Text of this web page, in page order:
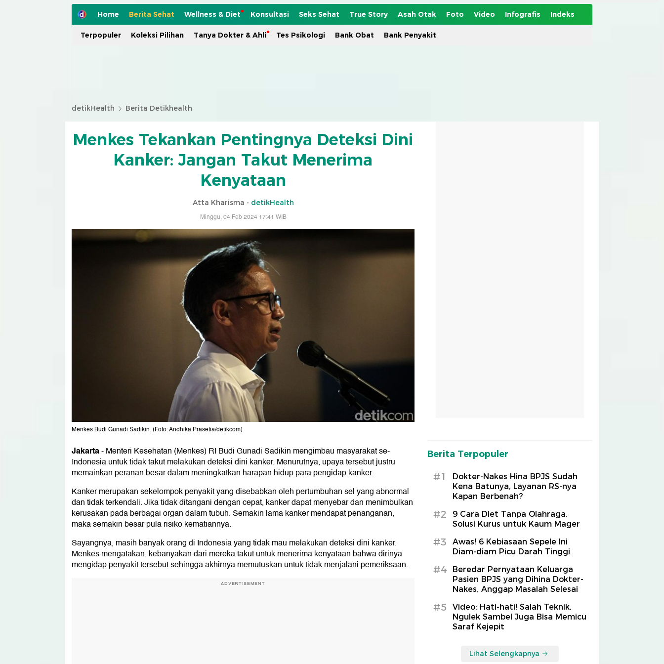
Home Berita Sehat Wellness & Diet Konsultasi Seks Sehat True Story Asah Otak Foto Video Infografis Indeks
Terpopuler Koleksi Pilihan Tanya Dokter & Ahli Tes Psikologi Bank Obat Bank Penyakit
detikHealth Berita Detikhealth
Menkes Tekankan Pentingnya Deteksi Dini
Kanker: Jangan Takut Menerima
Kenyataan
Atta Kharisma - detikHealth
Minggu, 04 Feb 2024 17:41 WIB
Menkes Budi Gunadi Sadikin. (Foto: Andhika Prasetia/detikcom)
Jakarta-Menteri Kesehatan (Menkes) RI Budi Gunadi Sadikin mengimbau masyarakat se-
Indonesia untuk tidak takut melakukan deteksi dini kanker. Menurutnya, upaya tersebut justru
memainkan peranan besar dalam meningkatkan harapan hidup para pengidap kanker.
Kanker merupakan sekelompok penyakit yang disebabkan oleh pertumbuhan sel yang abnormal
dan tidak terkendali. Jika tidak ditangani dengan cepat, kanker dapat menyebar dan menimbulkan
kerusakan pada berbagai organ dalam tubuh. Semakin lama kanker mendapat penanganan,
maka semakin besar pula risiko kematiannya.
Sayangnya, masih banyak orang di Indonesia yang tidak mau melakukan deteksi dini kanker.
Menkes mengatakan, kebanyakan dari mereka takut untuk menerima kenyataan bahwa dirinya
mengidap penyakit tersebut sehingga akhirnya memutuskan untuk tidak menjalani pemeriksaan.
ADVERTISEMENT
Berita Terpopuler
#1
Dokter-Nakes Hina BPJS Sudah
Kena Batunya, Layanan RS-nya
Kapan Berbenah?
#2
9 Cara Diet Tanpa Olahraga,
Solusi Kurus untuk Kaum Mager
#3
Awas! 6 Kebiasaan Sepele Ini
Diam-diam Picu Darah Tinggi
#4
Beredar Pernyataan Keluarga
Pasien BPJS yang Dihina Dokter-
Nakes, Anggap Masalah Selesai
#5
Video: Hati-hati! Salah Teknik,
Ngulek Sambel Juga Bisa Memicu
Saraf Kejepit
Lihat Selengkapnya